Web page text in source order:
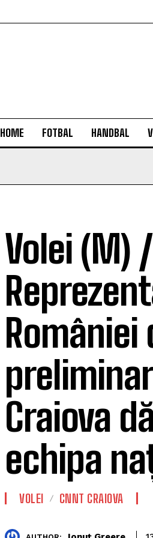
HOME FOTBAL HANDBAL
Volei (M)
României
Craiova
echipa
VOLEI CNNT CRAIOVA